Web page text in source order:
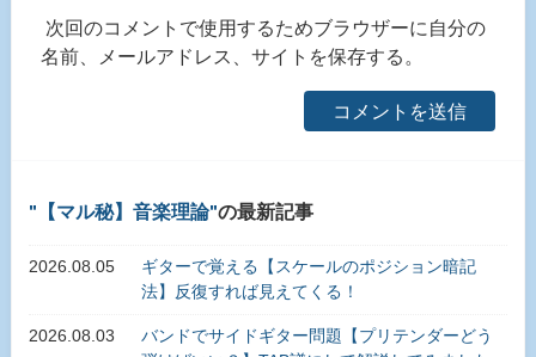
次回のコメントで使用するためブラウザーに自分の
名前、メールアドレス、サイトを保存する。
【マル秘】音楽理論 の最新記事
2026.08.05
ギターで覚える【スケールのポジション暗記
法】反復すれば見えてくる！
2026.08.03
バンドでサイドギター問題【プリテンダーどう